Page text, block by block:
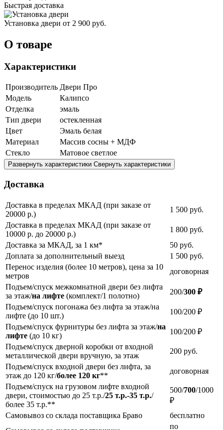
Быстрая доставка
Установка двери от 2 900 руб.
О товаре
Характеристики
Производитель Двери Про
Модель
Калипсо
Отделка
эмаль
Тип двери
остекленная
Цвет
Эмаль белая
Материал
Массив сосны + МДФ
Стекло
Матовое светлое
Развернуть характеристики Свернуть характеристики
Доставка
Доставка в пределах МКАД (при заказе от
20000 р.)
1 500 руб.
Доставка в пределах МКАД (при заказе от
10000 р. до 20000 р.)
1 800 руб.
Доставка за МКАД, за 1 км*
50 руб.
Доплата за дополнительный выезд
1 500 руб.
Перенос изделия (более 10 метров), цена за 10
метров
договорная
Подъем/спуск межкомнатной двери без лифта
за этаж/на лифте (комплект/1 полотно) 200/300 ₽
Подъем/спуск погонажа без лифта за этаж/на
лифте (до 10 шт.)
100/200 ₽
Подъем/спуск фурнитуры без лифта за этаж/на
лифте (до 10 кг)
100/200 ₽
Подъем/спуск дверной коробки от входной
металлической двери вручную, за этаж
200 руб.
Подъем/спуск входной двери без лифта, за
этаж до 120 кг/более 120 кг**
договорная
Подъем/спуск на грузовом лифте входной
двери, стоимостью до 25 т.р./25 т.р.-35 т.р./
более 35 т.р.**
500/700/1000
₽
Самовывоз со склада поставщика Браво
бесплатно
по